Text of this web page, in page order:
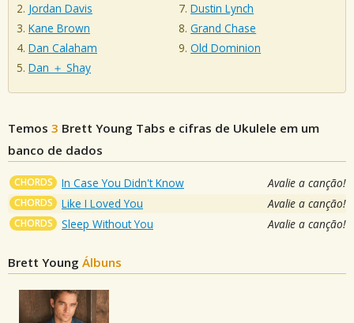
Jordan Davis
Kane Brown
Dan Calaham
Dan ＋ Shay
Dustin Lynch
Grand Chase
Old Dominion
Temos 3 Brett Young Tabs e cifras de Ukulele em um
banco de dados
CHORDS In Case You Didn't Know Avalie a canção!
CHORDS Like I Loved You Avalie a canção!
CHORDS Sleep Without You Avalie a canção!
Brett Young Álbuns